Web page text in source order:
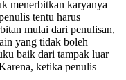
menerbitkan karyanya
tentu harus
mulai dari penulisan,
yang tidak boleh
baik dari tampak luar
ketika penulis